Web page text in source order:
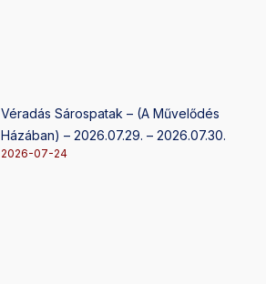
Véradás Sárospatak – (A Művelődés
Házában) – 2026.07.29. – 2026.07.30.
2026-07-24